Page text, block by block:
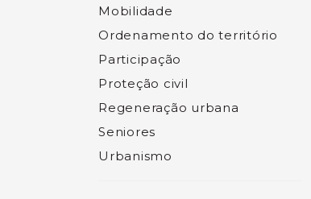
Mobilidade
Ordenamento do território
Participação
Proteção civil
Regeneração urbana
Seniores
Urbanismo